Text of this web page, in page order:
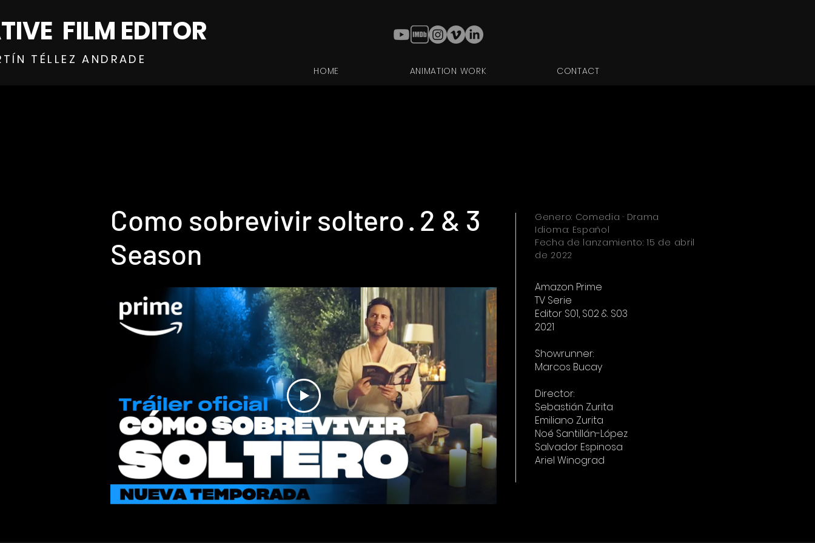
FILM EDITOR
TÉLLEZ ANDRADE
HOME ANIMATION WORK CONTACT
Como sobrevivir soltero · 2 & 3
Season
Genero: Comedia · Drama
Idioma: Español
Fecha de lanzamiento: 15 de abril
de 2022
Amazon Prime
TV Serie
Editor S01, S02 & S03
2021
Showrunner:
Marcos Bucay
Director:
Sebastián Zurita
Emiliano Zurita
Noé Santillán-López
Salvador Espinosa
Ariel Winograd